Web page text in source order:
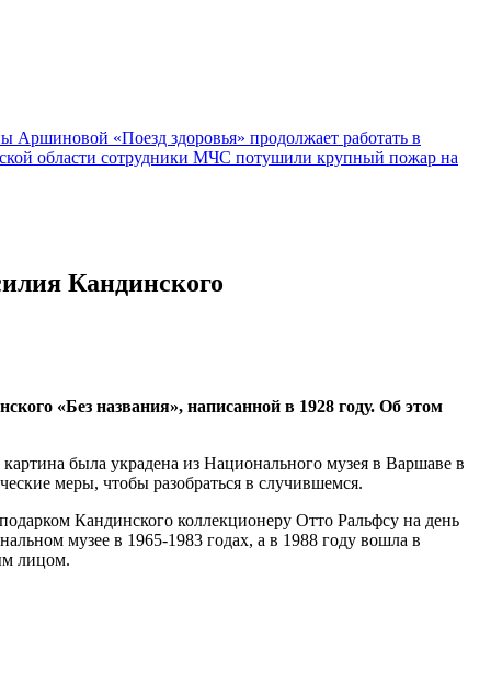
Аршиновой «Поезд здоровья» продолжает работать в
области сотрудники МЧС потушили крупный пожар на
Кандинского
«Без названия», написанной в 1928 году. Об этом
была украдена из Национального музея в Варшаве в
меры, чтобы разобраться в случившемся.
Кандинского коллекционеру Отто Ральфсу на день
музее в 1965-1983 годах, а в 1988 году вошла в
лицом.